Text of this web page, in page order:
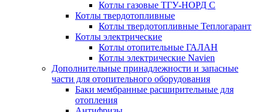
Котлы газовые ТГУ-НОРД С
Котлы твердотопливные
Котлы твердотопливные Теплогарант
Котлы электрические
Котлы отопительные ГАЛАН
Котлы электрические Navien
Дополнительные принадлежности и запасные
части для отопительного оборудования
Баки мембранные расширительные для
отопления